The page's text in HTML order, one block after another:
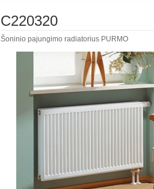
C220320
Šoninio pajungimo radiatorius PURMO